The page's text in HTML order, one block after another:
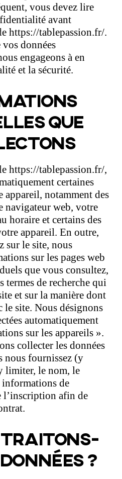
vous devez lire
avant
https://tablepassion.fr/.
données
engageons à en
et la sécurité.
QUE
https://tablepassion.fr/,
certaines
notamment des
navigateur web, votre
horaire et certains des
appareil. En outre,
sur le site, nous
sur les pages web
que vous consultez,
termes de recherche qui
et sur la manière dont
le site. Nous désignons
automatiquement
sur les appareils ».
collecter les données
nous fournissez (y
limiter, le nom, le
informations de
l’inscription afin de
TRAITONS-
?